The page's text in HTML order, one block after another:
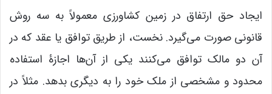
ایجاد حق ارتفاق در زمین کشاورزی معمولاً به سه روش
قانونی صورت می‌گیرد. نخست، از طریق توافق یا عقد که در
آن دو مالک توافق می‌کنند یکی از آن‌ها اجازۀ استفاده
محدود و مشخصی از ملک خود را به دیگری بدهد. مثلاً در